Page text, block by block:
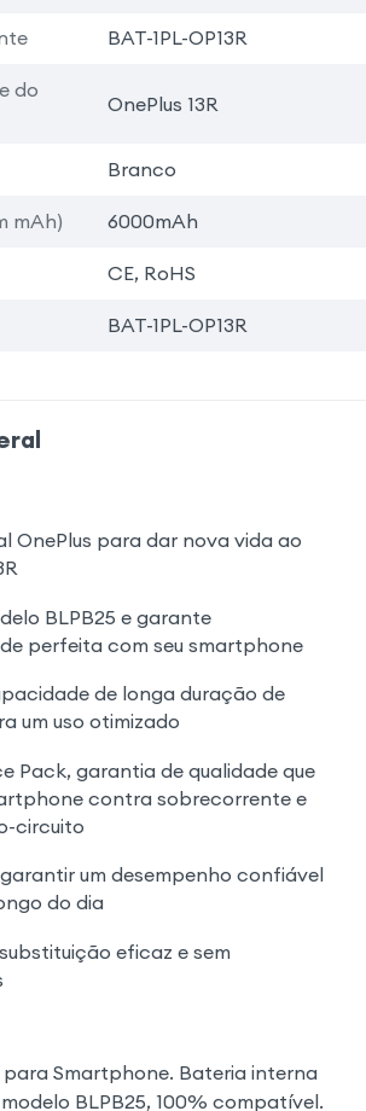
BAT-1PL-OP13R
do
OnePlus 13R
Branco
mAh) 6000mAh
CE, RoHS
BAT-1PL-OP13R
OnePlus para dar nova vida ao
BLPB25 e garante
perfeita com seu smartphone
de longa duração de
um uso otimizado
Pack, garantia de qualidade que
contra sobrecorrente e
circuito
um desempenho confiável
do dia
eficaz e sem
Smartphone. Bateria interna
BLPB25, 100% compatível.